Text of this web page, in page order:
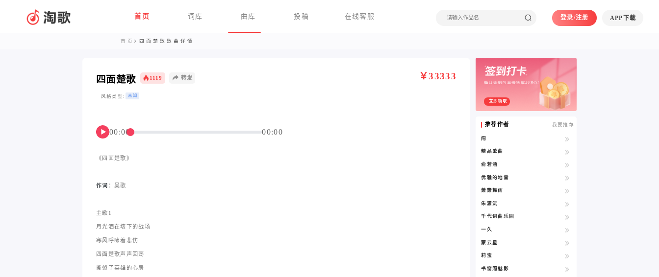
首页 词库 曲库 投稿 在线客服 登录/注册 APP下载
首页 四面楚歌歌曲详情
四面楚歌 1119 转发 ￥33333
风格类型: 未知
▶ 00:00 00:00
《四面楚歌》
作词 ：吴歌
主歌1
月光洒在垓下的战场
寒风呼啸着悲伤
四面楚歌声声回荡
撕裂了英雄的心房
每日签到可直接获取20积分
立即领取
推荐作者 我要推荐
闯
精品歌曲
俞若涵
优雅的地雷
萧箫舞雨
朱潇沅
千代词曲乐园
一久
蒙云星
莉宝
书窗照魅影